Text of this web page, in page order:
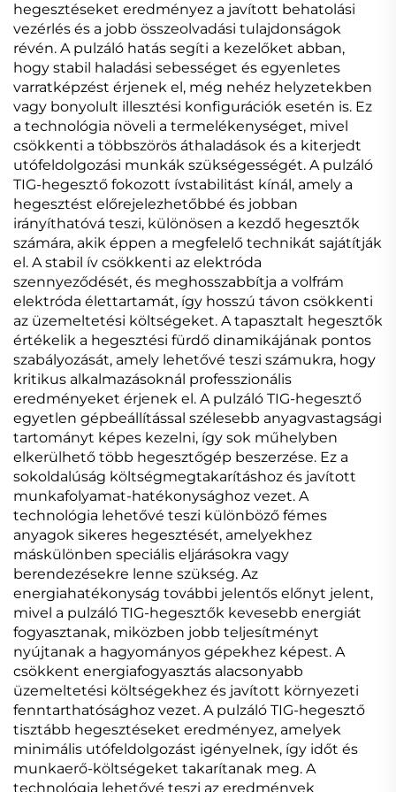
hegesztéseket eredményez a javított behatolási
vezérlés és a jobb összeolvadási tulajdonságok
révén. A pulzáló hatás segíti a kezelőket abban,
hogy stabil haladási sebességet és egyenletes
varratképzést érjenek el, még nehéz helyzetekben
vagy bonyolult illesztési konfigurációk esetén is. Ez
a technológia növeli a termelékenységet, mivel
csökkenti a többszörös áthaladások és a kiterjedt
utófeldolgozási munkák szükségességét. A pulzáló
TIG-hegesztő fokozott ívstabilitást kínál, amely a
hegesztést előrejelezhetőbbé és jobban
irányíthatóvá teszi, különösen a kezdő hegesztők
számára, akik éppen a megfelelő technikát sajátítják
el. A stabil ív csökkenti az elektróda
szennyeződését, és meghosszabbítja a volfrám
elektróda élettartamát, így hosszú távon csökkenti
az üzemeltetési költségeket. A tapasztalt hegesztők
értékelik a hegesztési fürdő dinamikájának pontos
szabályozását, amely lehetővé teszi számukra, hogy
kritikus alkalmazásoknál professzionális
eredményeket érjenek el. A pulzáló TIG-hegesztő
egyetlen gépbeállítással szélesebb anyagvastagsági
tartományt képes kezelni, így sok műhelyben
elkerülhető több hegesztőgép beszerzése. Ez a
sokoldalúság költségmegtakarításhoz és javított
munkafolyamat-hatékonysághoz vezet. A
technológia lehetővé teszi különböző fémes
anyagok sikeres hegesztését, amelyekhez
máskülönben speciális eljárásokra vagy
berendezésekre lenne szükség. Az
energiahatékonyság további jelentős előnyt jelent,
mivel a pulzáló TIG-hegesztők kevesebb energiát
fogyasztanak, miközben jobb teljesítményt
nyújtanak a hagyományos gépekhez képest. A
csökkent energiafogyasztás alacsonyabb
üzemeltetési költségekhez és javított környezeti
fenntarthatósághoz vezet. A pulzáló TIG-hegesztő
tisztább hegesztéseket eredményez, amelyek
minimális utófeldolgozást igényelnek, így időt és
munkaerő-költségeket takarítanak meg. A
technológia lehetővé teszi az eredmények